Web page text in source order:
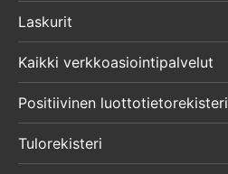
Laskurit
Kaikki verkkoasiointipalvelut
Positiivinen luottotietorekisteri
Tulorekisteri